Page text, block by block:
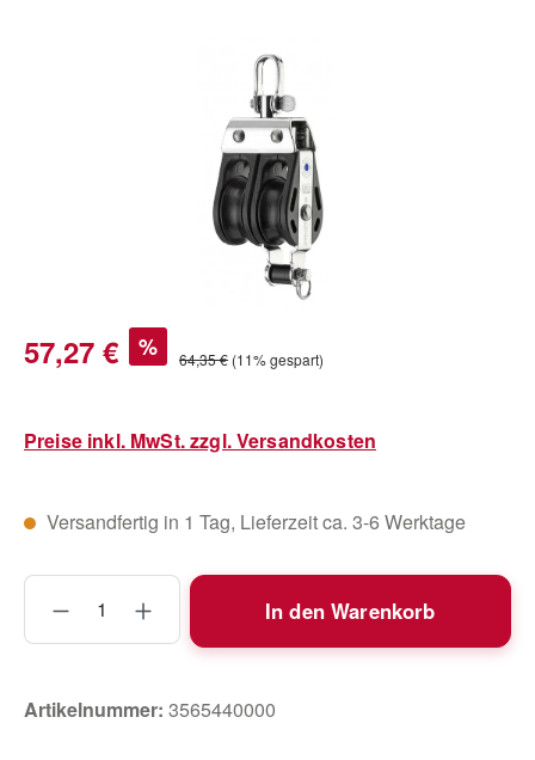
Verkaufspreis:
57,27 € % Regulärer Preis:
64,35 € (11% gespart)
Preise inkl. MwSt. zzgl. Versandkosten
Versandfertig in 1 Tag, Lieferzeit ca. 3-6 Werktage
Produkt Anzahl: Gib den gewünschten
In den Warenkorb
Artikelnummer: 3565440000